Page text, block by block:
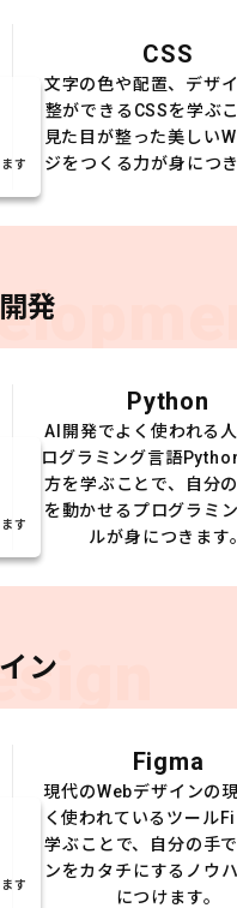
CSS
文字の色や配置、デザ
整ができるCSSを学ぶ
見た目が整った美しい
ジをつくる力が身につ
す
発
Python
AI開発でよく使われる
ログラミング言語
方を学ぶことで、自分
を動かせるプログラミ
ルが身につきます
す
ン
Figma
現代のWebデザインの
く使われているツール
学ぶことで、自分の手
ンをカタチにするノウ
につけます。
す